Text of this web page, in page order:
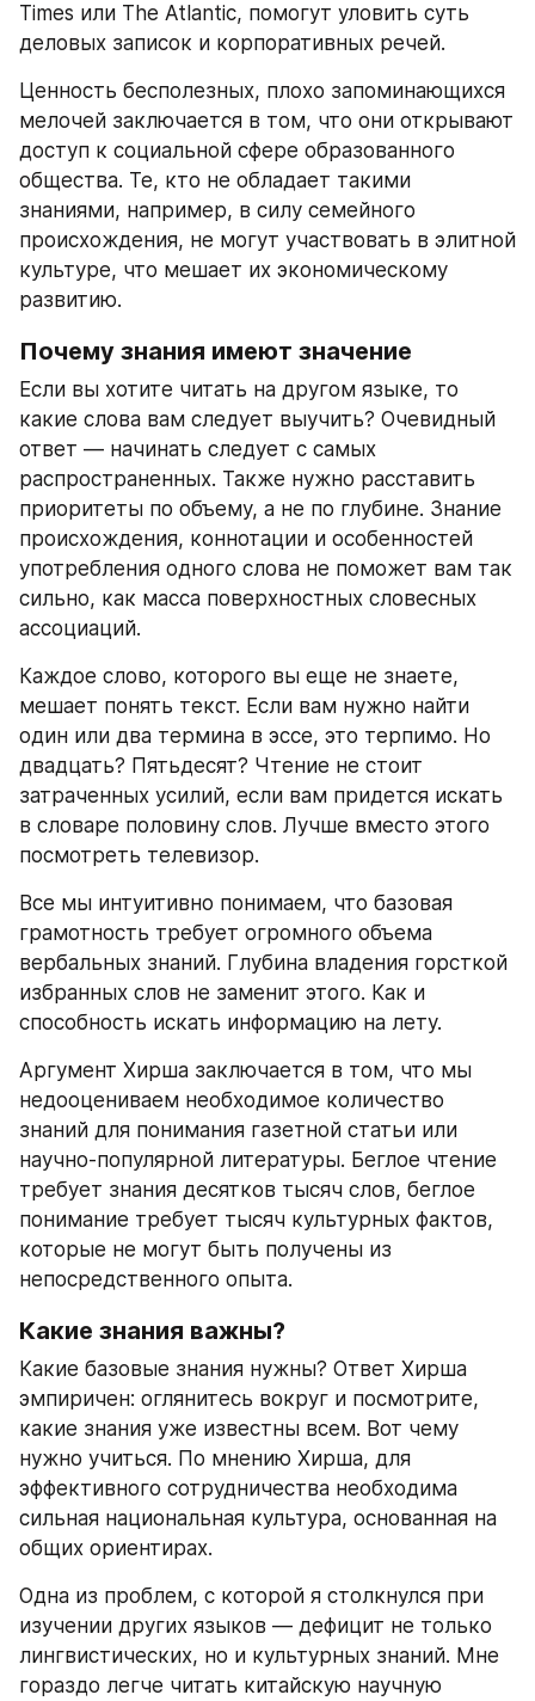
Times или The Atlantic, помогут уловить суть
деловых записок и корпоративных речей.
Ценность бесполезных, плохо запоминающихся
мелочей заключается в том, что они открывают
доступ к социальной сфере образованного
общества. Те, кто не обладает такими
знаниями, например, в силу семейного
происхождения, не могут участвовать в элитной
культуре, что мешает их экономическому
развитию.
Почему знания имеют значение
Если вы хотите читать на другом языке, то
какие слова вам следует выучить? Очевидный
ответ — начинать следует с самых
распространенных. Также нужно расставить
приоритеты по объему, а не по глубине. Знание
происхождения, коннотации и особенностей
употребления одного слова не поможет вам так
сильно, как масса поверхностных словесных
ассоциаций.
Каждое слово, которого вы еще не знаете,
мешает понять текст. Если вам нужно найти
один или два термина в эссе, это терпимо. Но
двадцать? Пятьдесят? Чтение не стоит
затраченных усилий, если вам придется искать
в словаре половину слов. Лучше вместо этого
посмотреть телевизор.
Все мы интуитивно понимаем, что базовая
грамотность требует огромного объема
вербальных знаний. Глубина владения горсткой
избранных слов не заменит этого. Как и
способность искать информацию на лету.
Аргумент Хирша заключается в том, что мы
недооцениваем необходимое количество
знаний для понимания газетной статьи или
научно-популярной литературы. Беглое чтение
требует знания десятков тысяч слов, беглое
понимание требует тысяч культурных фактов,
которые не могут быть получены из
непосредственного опыта.
Какие знания важны?
Какие базовые знания нужны? Ответ Хирша
эмпиричен: оглянитесь вокруг и посмотрите,
какие знания уже известны всем. Вот чему
нужно учиться. По мнению Хирша, для
эффективного сотрудничества необходима
сильная национальная культура, основанная на
общих ориентирах.
Одна из проблем, с которой я столкнулся при
изучении других языков — дефицит не только
лингвистических, но и культурных знаний. Мне
гораздо легче читать китайскую научную